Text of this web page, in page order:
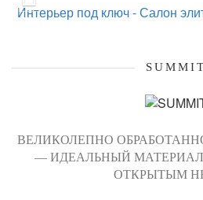
Интерьер под ключ -Салон
SUMMIT
ВЕЛИКОЛЕПНО
— ИДЕАЛЬНЫЙ
ОТКРЫТЫМ